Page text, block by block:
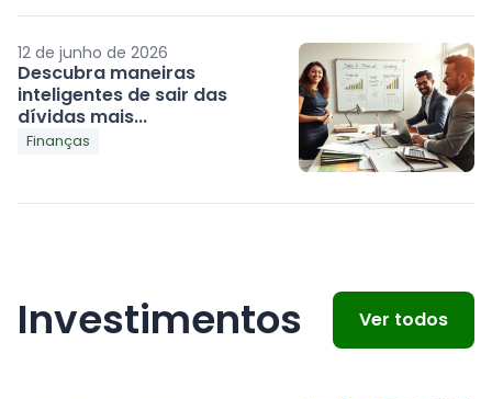
12 de junho de 2026
Descubra maneiras
inteligentes de sair das
dívidas mais...
Finanças
Investimentos Ver todos